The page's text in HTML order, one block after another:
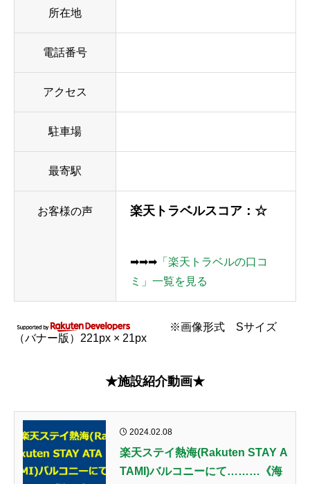
所在地
電話番号
アクセス
駐車場
最寄駅
お客様の声 楽天トラベルスコア：☆
➡➡➡ 「楽天トラベルの口コ
ミ」一覧を見る
※画像形式 Sサイズ
（バナー版）221px × 21px
★施設紹介動画★
2024.02.08
楽天ステイ熱海(Rakuten STAY A
TAMI)バルコニーにて………《海